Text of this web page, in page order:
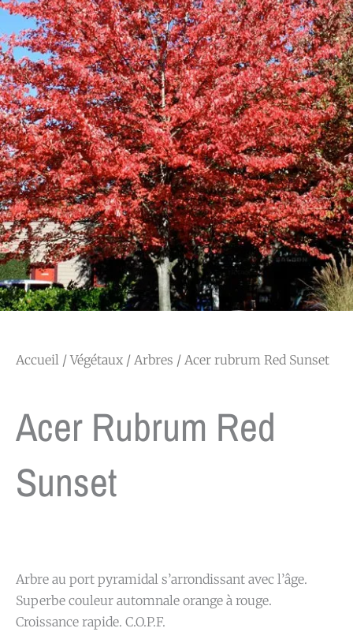
Accueil /Végétaux / Arbres / Acer rubrum Red Sunset
Acer Rubrum Red
Sunset
Arbre au port pyramidal s’arrondissant avec l’âge.
Superbe couleur automnale orange à rouge.
Croissance rapide. C.O.P.F.